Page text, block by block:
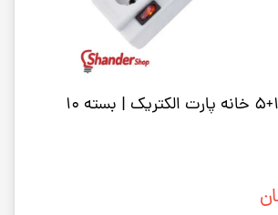
چند راهی فیوز دار 1+5 خانه پارت الکتریک | بسته 10